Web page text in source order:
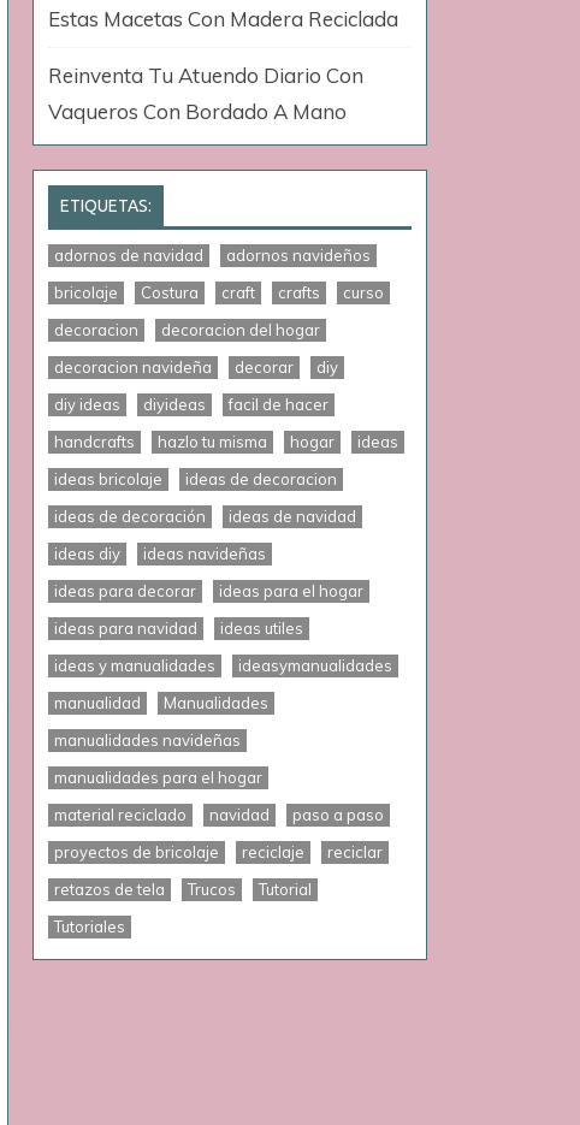
Estas Macetas Con Madera Reciclada
Reinventa Tu Atuendo Diario Con
Vaqueros Con Bordado A Mano
ETIQUETAS:
adornos de navidad
adornos navideños
bricolaje
Costura craft crafts
curso
decoracion
decoracion del hogar
decoracion navideña
decorar
diy
diy ideas
diyideas
facil de hacer
handcrafts
hazlo tu misma hogar
ideas
ideas bricolaje
ideas de decoracion
ideas de decoración
ideas de navidad
ideas diy
ideas navideñas
ideas para decorar
ideas para el hogar
ideas para navidad
ideas utiles
ideas y manualidades
ideasymanualidades
manualidad
Manualidades
manualidades navideñas
manualidades para el hogar
material reciclado
navidad
paso a paso
proyectos de bricolaje
reciclaje
reciclar
retazos de tela
Trucos
Tutorial
Tutoriales